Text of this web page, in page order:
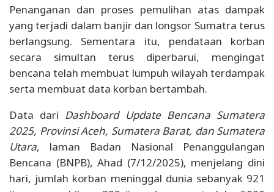
Penanganan dan proses pemulihan atas dampak
yang terjadi dalam banjir dan longsor Sumatra terus
berlangsung. Sementara itu, pendataan korban
secara simultan terus diperbarui, mengingat
bencana telah membuat lumpuh wilayah terdampak
serta membuat data korban bertambah.
Data dari Dashboard Update Bencana Sumatera
2025, Provinsi Aceh, Sumatera Barat, dan Sumatera
Utara, laman Badan Nasional Penanggulangan
Bencana (BNPB), Ahad (7/12/2025), menjelang dini
hari, jumlah korban meninggal dunia sebanyak 921